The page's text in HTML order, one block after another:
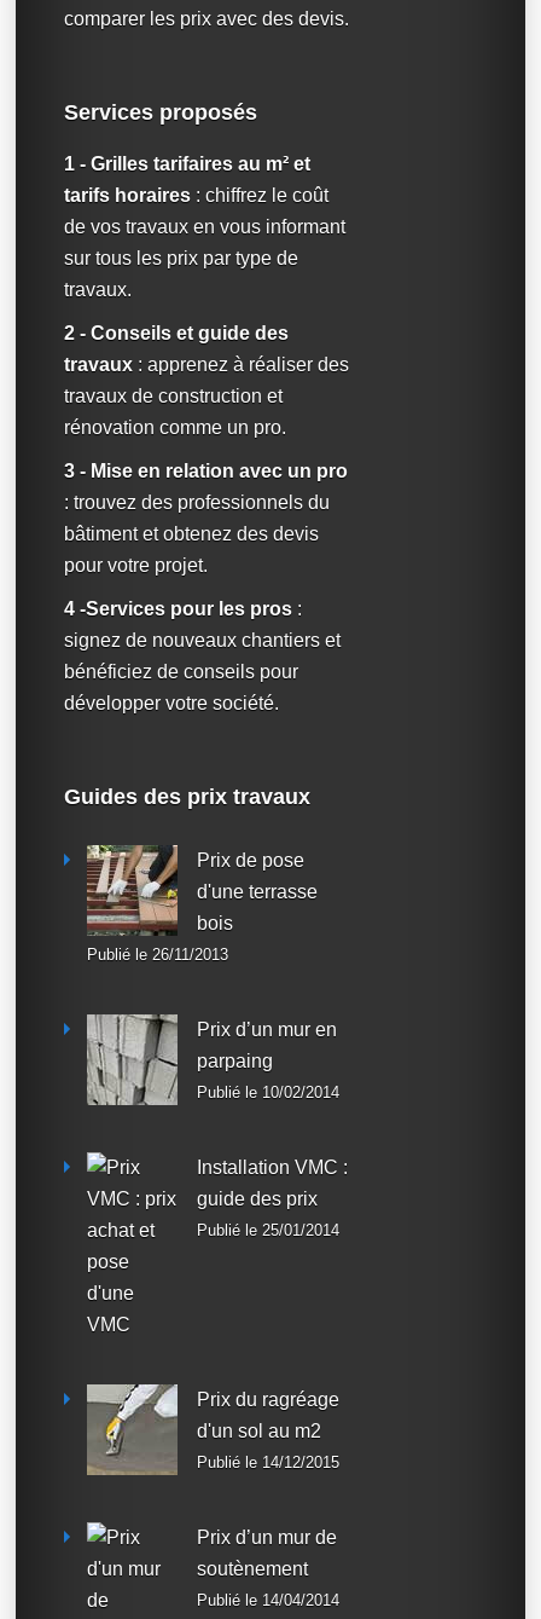
comparer les prix avec des devis.
Services proposés
1 - Grilles tarifaires au m² et
tarifs horaires : chiffrez le coût
de vos travaux en vous informant
sur tous les prix par type de
travaux.
2 - Conseils et guide des
travaux : apprenez à réaliser des
travaux de construction et
rénovation comme un pro.
3 - Mise en relation avec un pro
: trouvez des professionnels du
bâtiment et obtenez des devis
pour votre projet.
4 -Services pour les pros :
signez de nouveaux chantiers et
bénéficiez de conseils pour
développer votre société.
Guides des prix travaux
Prix de pose
d'une terrasse
bois
Publié le 26/11/2013
Prix d’un mur en
parpaing
Publié le 10/02/2014
Installation VMC :
guide des prix
Publié le 25/01/2014
Prix du ragréage
d'un sol au m2
Publié le 14/12/2015
Prix d’un mur de
soutènement
Publié le 14/04/2014